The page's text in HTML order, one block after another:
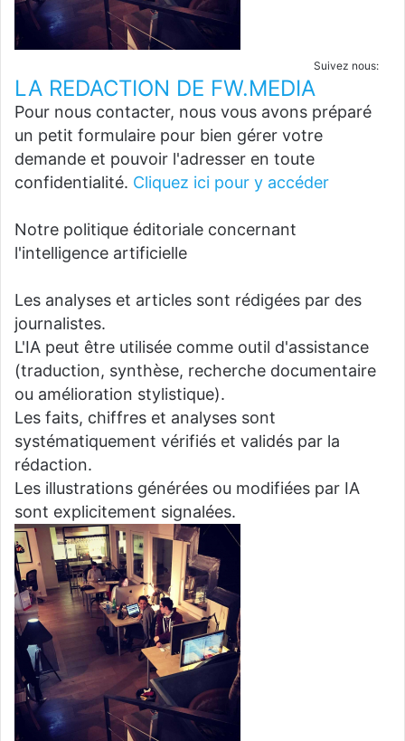
Suivez nous:
LA REDACTION DE FW.MEDIA
Pour nous contacter, nous vous avons préparé
un petit formulaire pour bien gérer votre
demande et pouvoir l'adresser en toute
confidentialité. Cliquez ici pour y accéder
Notre politique éditoriale concernant
l'intelligence artificielle
Les analyses et articles sont rédigées par des
journalistes.
L'IA peut être utilisée comme outil d'assistance
(traduction, synthèse, recherche documentaire
ou amélioration stylistique).
Les faits, chiffres et analyses sont
systématiquement vérifiés et validés par la
rédaction.
Les illustrations générées ou modifiées par IA
sont explicitement signalées.